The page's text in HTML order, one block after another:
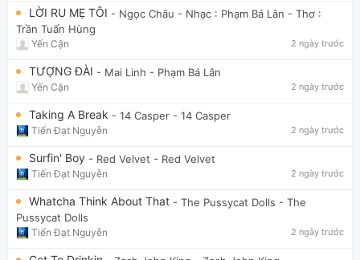
LỜI RU MẸ TÔI - Ngọc Châu - Nhạc : Phạm Bá Lân - Thơ :
Trần Tuấn Hùng
Yến Cận 2 ngày trước
TƯỢNG ĐÀI - Mai Linh - Phạm Bá Lân
Yến Cận 2 ngày trước
Taking A Break - 14 Casper - 14 Casper
Tiến Đạt Nguyễn 2 ngày trước
Surfin' Boy - Red Velvet - Red Velvet
Tiến Đạt Nguyễn 2 ngày trước
Whatcha Think About That - The Pussycat Dolls - The
Pussycat Dolls
Tiến Đạt Nguyễn 2 ngày trước